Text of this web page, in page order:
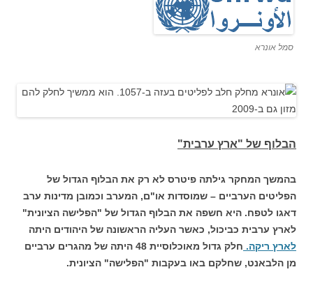
סמל אונרא
הבלוף של "ארץ ערבית"
בהמשך המחקר גילתה פיטרס לא רק את הבלוף הגדול של
הפליטים הערביים – שמוסדות או"ם, המערב וכמובן מדינות ערב
דאגו לטפח. היא חשפה את הבלוף הגדול של "הפלישה הציונית"
לארץ ערבית כביכול, כאשר העליה הראשונה של היהודים היתה
לארץ ריקה.
חלק גדול מאוכלוסיית 48 היתה של מהגרים ערביים
מן הלבאנט, שחלקם באו בעקבות "הפלישה" הציונית.